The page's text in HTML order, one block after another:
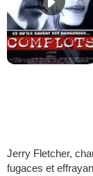
Jerry Fletcher,
fugaces et